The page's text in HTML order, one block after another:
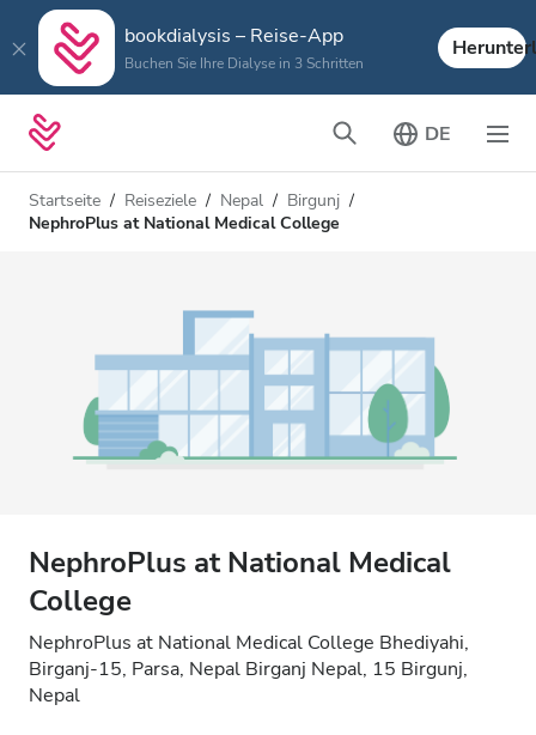
bookdialysis – Reise-App
Buchen Sie Ihre Dialyse in 3 Schritten
DE
Startseite Reiseziele Nepal
Birgunj
NephroPlus at National Medical College
NephroPlus at National Medical
College
NephroPlus at National Medical College Bhediyahi,
Birganj-15, Parsa, Nepal Birganj Nepal, 15 Birgunj,
Nepal